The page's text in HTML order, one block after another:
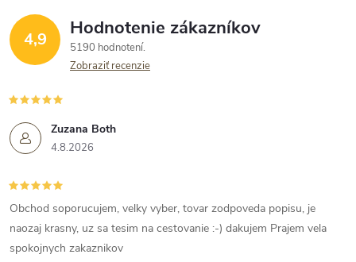
4,9 Hodnotenie zákazníkov
5190 hodnotení
Zobraziť recenzie
Zuzana Both
4.8.2026
Obchod soporucujem, velky vyber, tovar zodpoveda popisu, je
naozaj krasny, uz sa tesim na cestovanie :-) dakujem Prajem vela
spokojnych zakaznikov